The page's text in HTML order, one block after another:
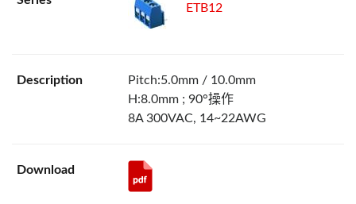
ETB12
Pitch:5.0mm / 10.0mm
H:8.0mm ; 90°操作
8A 300VAC, 14~22AWG